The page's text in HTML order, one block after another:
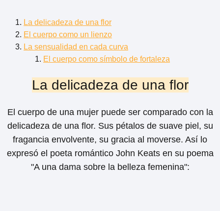
La delicadeza de una flor
El cuerpo como un lienzo
La sensualidad en cada curva
El cuerpo como símbolo de fortaleza
La delicadeza de una flor
El cuerpo de una mujer puede ser comparado con la
delicadeza de una flor. Sus pétalos de suave piel, su
fragancia envolvente, su gracia al moverse. Así lo
expresó el poeta romántico John Keats en su poema
"A una dama sobre la belleza femenina":